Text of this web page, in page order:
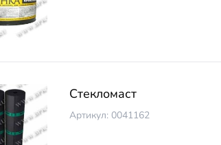
Стекломаст
Артикул: 0041162